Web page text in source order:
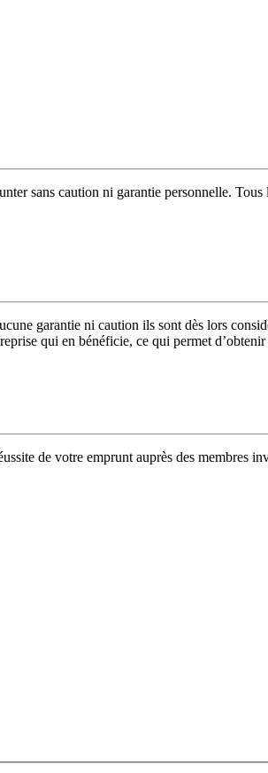
sans caution ni garantie personnelle.
garantie ni caution ils sont dès lors
qui en bénéficie, ce qui permet
de votre emprunt auprès des